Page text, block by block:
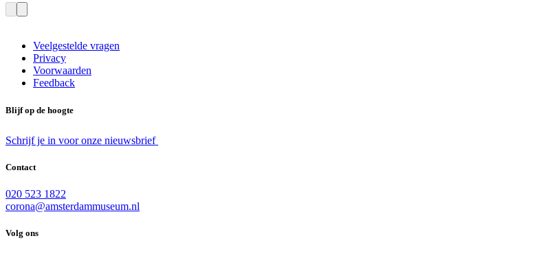
Veelgestelde vragen
Privacy
Voorwaarden
Feedback
Blijf op de hoogte
Schrijf je in voor onze nieuwsbrief
Contact
020 523 1822
corona@amsterdammuseum.nl
Volg ons